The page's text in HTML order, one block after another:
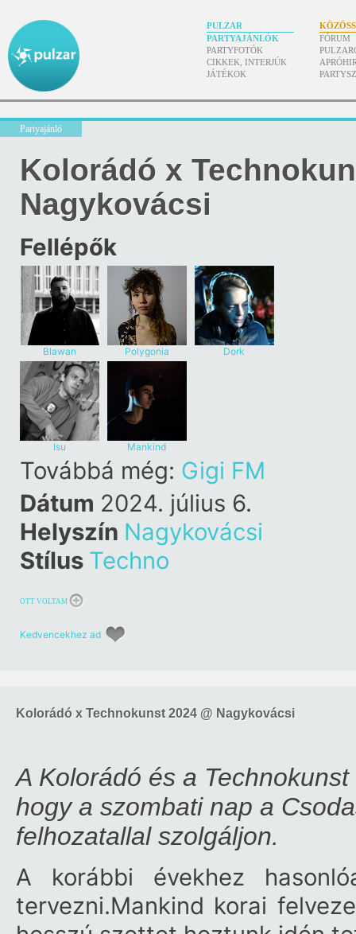
PULZAR
PARTYAJÁNLÓK
PARTYFOTÓK
CIKKEK, INTERJÚK
JÁTÉKOK
FÓRUM
Partyajánló
Kolorádó x
Nagykovácsi
Fellépők
Blawan Polygonia Dork
Isu Mankind
Továbbá még: Gigi FM
Dátum 2024. július 6.
Helyszín Nagykovácsi
Stílus Techno
OTT VOLTAM
Kedvencekhez ad
Kolorádó x Technokunst 2024 @ Nagykovácsi
A Kolorádó és a
hogy a szombati nap a
felhozatallal szolgáljon.
A korábbi évekhez
tervezni.Mankind korai